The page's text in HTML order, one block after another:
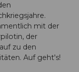
mit der
der
zu den
Auf geht's!